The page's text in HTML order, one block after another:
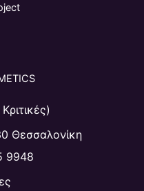
Θεσσαλονίκη
9948